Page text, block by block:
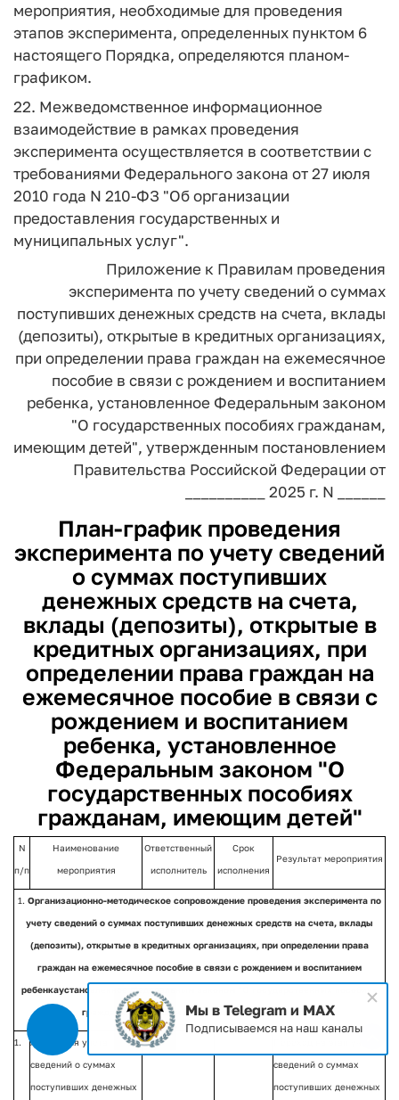
мероприятия, необходимые для проведения
этапов эксперимента, определенных пунктом 6
настоящего Порядка, определяются планом-
графиком.
22. Межведомственное информационное
взаимодействие в рамках проведения
эксперимента осуществляется в соответствии с
требованиями Федерального закона от 27 июля
2010 года N 210-ФЗ "Об организации
предоставления государственных и
муниципальных услуг".
Приложение к Правилам проведения
эксперимента по учету сведений о суммах
поступивших денежных средств на счета, вклады
(депозиты), открытые в кредитных организациях,
при определении права граждан на ежемесячное
пособие в связи с рождением и воспитанием
ребенка, установленное Федеральным законом
"О государственных пособиях гражданам,
имеющим детей", утвержденным постановлением
Правительства Российской Федерации от
__________ 2025 г. N ______
План-график проведения
эксперимента по учету сведений
о суммах поступивших
денежных средств на счета,
вклады (депозиты), открытые в
кредитных организациях, при
определении права граждан на
ежемесячное пособие в связи с
рождением и воспитанием
ребенка, установленное
Федеральным законом "О
государственных пособиях
гражданам, имеющим детей"
N
п/п
Наименование
мероприятия
Ответственный
исполнитель
Срок
исполнения
Результат мероприятия
1. Организационно-методическое сопровождение проведения эксперимента по
учету сведений о суммах поступивших денежных средств на счета, вклады
(депозиты), открытые в кредитных организациях, при определении права
граждан на ежемесячное пособие в связи с рождением и воспитанием
ребенкаустановленное Федеральным законом "О государственных пособиях
гражданам, имеющим детей" (далее - эксперимент)
1. Апробация учета
сведений о суммах
поступивших денежных
сведений о суммах
поступивших денежных
Мы в Telegram и MAX
Подписываемся на наш каналы